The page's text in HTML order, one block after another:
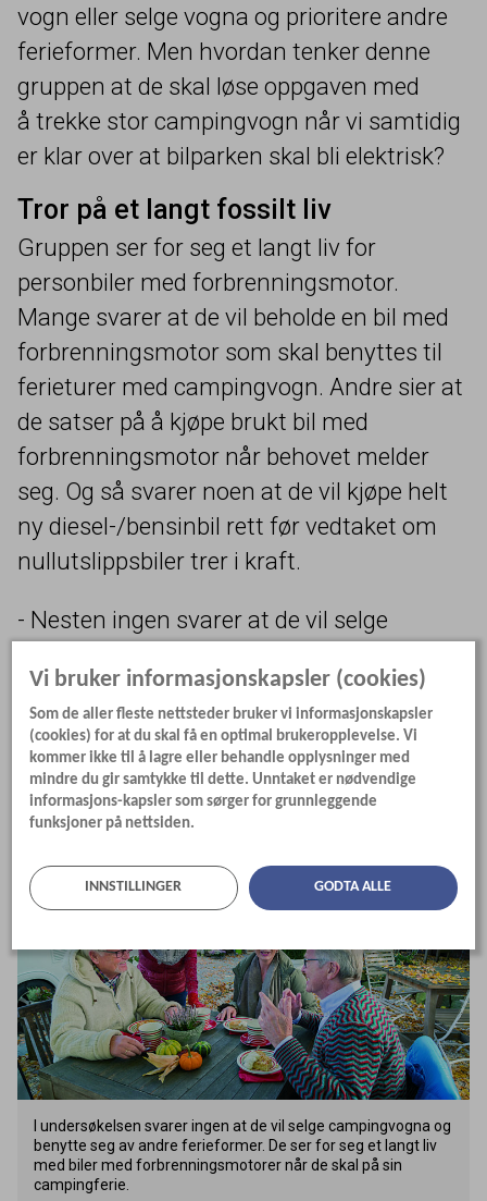
vogn eller selge vogna og prioritere andre
ferieformer. Men hvordan tenker denne
gruppen at de skal løse oppgaven med
å trekke stor campingvogn når vi samtidig
er klar over at bilparken skal bli elektrisk?
Tror på et langt fossilt liv
Gruppen ser for seg et langt liv for
personbiler med forbrenningsmotor.
Mange svarer at de vil beholde en bil med
forbrenningsmotor som skal benyttes til
ferieturer med campingvogn. Andre sier at
de satser på å kjøpe brukt bil med
forbrenningsmotor når behovet melder
seg. Og så svarer noen at de vil kjøpe helt
ny diesel-/bensinbil rett før vedtaket om
nullutslippsbiler trer i kraft.
- Nesten ingen svarer at de vil selge
ferieformer, sier Anders G. Hovde. Han
tolker svarene som at gruppen ser for seg
et langt liv for forbrenningsmotoren og at
de er trofaste mot campingferien.
I undersøkelsen svarer ingen at de vil selge campingvogna og
benytte seg av andre ferieformer. De ser for seg et langt liv
med biler med forbrenningsmotorer når de skal på sin
campingferie.
Vi bruker informasjonskapsler (cookies)
Som de aller fleste nettsteder bruker vi informasjonskapsler
(cookies) for at du skal få en optimal brukeropplevelse. Vi
kommer ikke til å lagre eller behandle opplysninger med
mindre du gir samtykke til dette. Unntaket er nødvendige
informasjons-kapsler som sørger for grunnleggende
funksjoner på nettsiden.
INNSTILLINGER GODTA ALLE